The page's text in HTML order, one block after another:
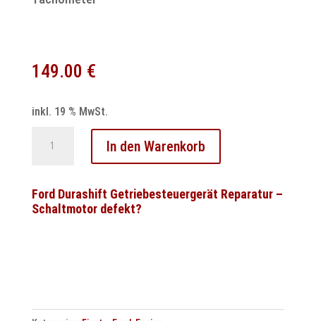
149.00 €
inkl. 19 % MwSt.
2010
➤
Tacho
In den Warenkorb
Ford Durashift Getriebesteuergerät Reparatur –
Schaltmotor defekt?